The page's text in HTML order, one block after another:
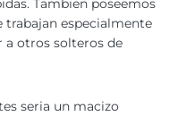
Tambien poseemos
trabajan especialmente
a otros solteros de
seri­a un macizo